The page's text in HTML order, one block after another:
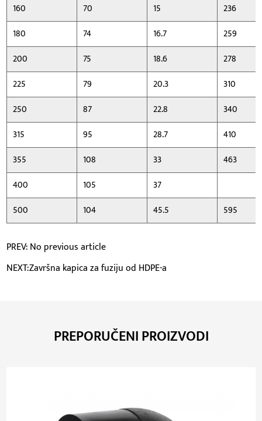
160
70 15
236
180
74 16.7
259
200
75 18.6
278
225
79 20.3
310
250
87 22.8
340
315
95 28.7
410
355
108 33
463
400
105
37
500
104 45.5 595
PREV: No previous article
NEXT:Završna kapica za fuziju od HDPE-a
PREPORUČENI PROIZVODI